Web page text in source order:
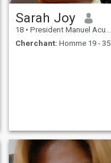
Sarah Joy
18 • President Manuel Acuña Roxas, Zamboanga del Norte, Philippin...
Cherchant: Homme 19 - 35